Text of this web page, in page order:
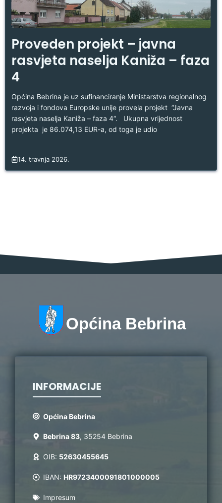
Proveden projekt – javna
rasvjeta naselja Kaniža – faza
4
Općina Bebrina je uz sufinanciranje Ministarstva regionalnog
razvoja i fondova Europske unije provela projekt “Javna
rasvjeta naselja Kaniža – faza 4“. Ukupna vrijednost
projekta je 86.074,13 EUR-a, od toga je udio
14. travnja 2026.
Općina Bebrina
INFORMACIJE
Općina Bebrina
Bebrina 83, 35254 Bebrina
OIB: 52630455645
IBAN: HR9723400091801000005
Impresum